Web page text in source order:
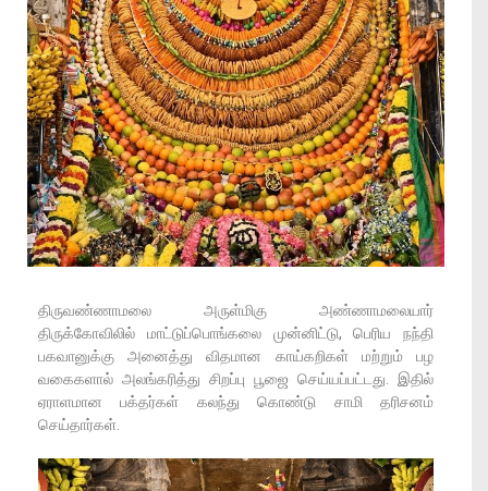
திருவண்ணாமலை அருள்மிகு அண்ணாமலையார்
திருக்கோவிலில் மாட்டுப்பொங்கலை முன்னிட்டு, பெரிய நந்தி
பகவானுக்கு அனைத்து விதமான காய்கறிகள் மற்றும் பழ
வகைகளால் அலங்கரித்து சிறப்பு பூஜை செய்யப்பட்டது. இதில்
ஏராளமான பக்தர்கள் கலந்து கொண்டு சாமி தரிசனம்
செய்தார்கள்.